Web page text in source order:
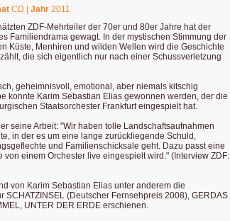
CD | Jahr 2011
ZDF-Mehrteiler der 70er und 80er Jahre hat der
Familiendrama gewagt. In der mystischen Stimmung der
Küste, Menhiren und wilden Wellen wird die Geschichte
die sich eigentlich nur nach einer Schussverletzung
geheimnisvoll, emotional, aber niemals kitschig
konnte Karim Sebastian Elias gewonnen werden, der die
Staatsorchester Frankfurt eingespielt hat.
seine Arbeit: "Wir haben tolle Landschaftsaufnahmen
in der es um eine lange zurückliegende Schuld,
und Familienschicksale geht. Dazu passt eine
von einem Orchester live eingespielt wird." (Interview ZDF:
von Karim Sebastian Elias unter anderem die
SCHATZINSEL (Deutscher Fernsehpreis 2008), GERDAS
UNTER DER ERDE erschienen.